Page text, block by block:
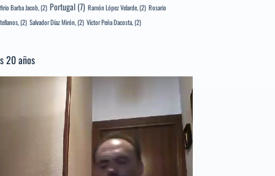
Barba Jacob,(2) Portugal (7) Ramón López Velarde,(2) Rosario
(2) Salvador Díaz Mirón,(2) Víctor Peña Dacosta,(2)
20 años